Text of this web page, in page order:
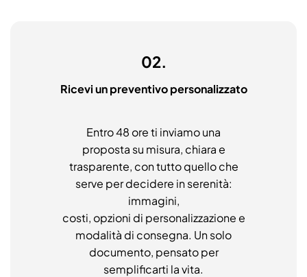
02.
Ricevi un preventivo personalizzato
Entro 48 ore ti inviamo una
proposta su misura, chiara e
trasparente, con tutto quello che
serve per decidere in serenità:
immagini,
costi, opzioni di personalizzazione e
modalità di consegna. Un solo
documento, pensato per
semplificarti la vita.